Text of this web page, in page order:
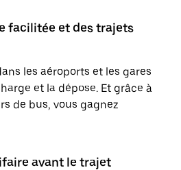
facilitée et des trajets
les aéroports et les gares
et la dépose. Et grâce à
de bus, vous gagnez
avant le trajet